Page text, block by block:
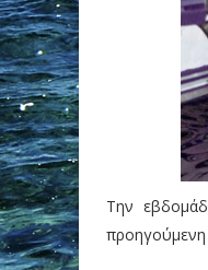
Την
προηγούμενη